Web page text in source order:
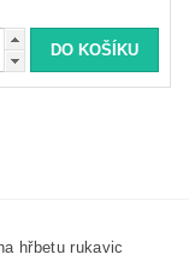
hřbetu rukavic